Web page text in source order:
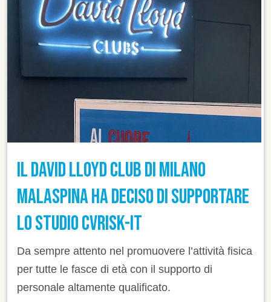
IL DAVID LLOYD CLUB DI MILANO
MALASPINA HA DECISO DI SUPPORTARE
LO STUDIO CVRISK-IT
Da sempre attento nel promuovere l’attività fisica
per tutte le fasce di età con il supporto di
personale altamente qualificato.